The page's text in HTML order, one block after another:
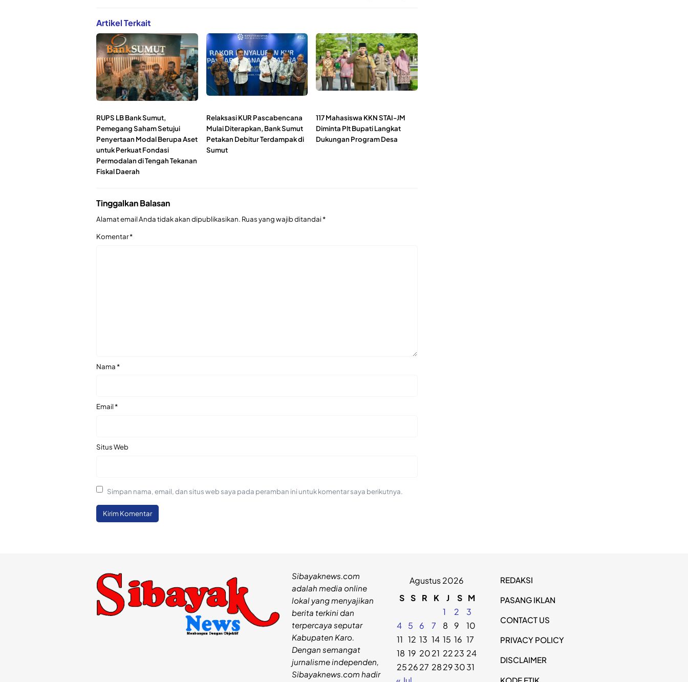
Artikel Terkait
RUPS LB Bank Sumut,
Pemegang Saham Setujui
Penyertaan Modal Berupa Aset
untuk Perkuat Fondasi
Permodalan di Tengah Tekanan
Fiskal Daerah
Relaksasi KUR Pascabencana
Mulai Diterapkan, Bank Sumut
Petakan Debitur Terdampak di
Sumut
117 Mahasiswa KKN STAI-JM
Diminta Plt Bupati Langkat
Dukungan Program Desa
Tinggalkan Balasan
Alamat email Anda tidak akan dipublikasikan. Ruas yang wajib ditandai*
Komentar*
Nama*
Email*
Situs Web
Simpan nama, email, dan situs web saya pada peramban ini untuk komentar saya berikutnya.
Sibayaknews.com
adalah media online
lokal yang menyajikan
berita terkini dan
terpercaya seputar
Kabupaten Karo.
Dengan semangat
jurnalisme independen,
Sibayaknews.com hadir
Agustus 2026
S S R K J S M
1
2
3
4
5 6 7 8 9
10
11 12 13 14 15 16 17
18 19 2021 2223 24
252627 28293031
REDAKSI
PASANG IKLAN
CONTACT US
PRIVACY POLICY
DISCLAIMER
KODE ETIK